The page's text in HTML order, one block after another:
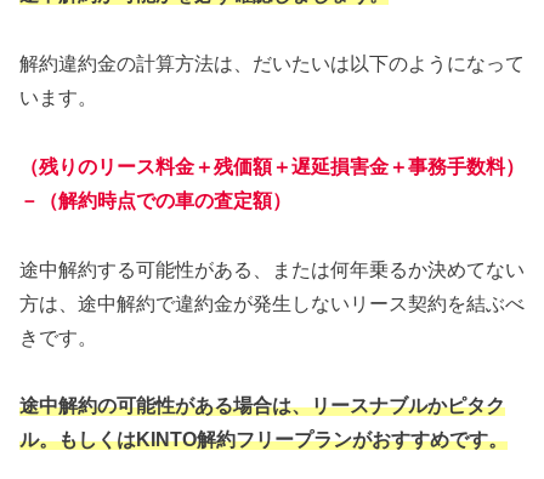
解約違約金の計算方法は、だいたいは以下のようになって
います。
（残りのリース料金＋残価額＋遅延損害金＋事務手数料）
－（解約時点での車の査定額）
途中解約する可能性がある、または何年乗るか決めてない
方は、途中解約で違約金が発生しないリース契約を結ぶべ
きです。
途中解約の可能性がある場合は、リースナブルかピタク
ル。もしくはKINTO解約フリープランがおすすめです。